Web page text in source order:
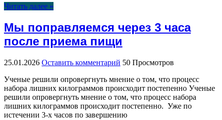
Читать далее »
Мы поправляемся через 3 часа
после приема пищи
25.01.2026 Оставить комментарий 50 Просмотров
Ученые решили опровергнуть мнение о том, что процесс
набора лишних килограммов происходит постепенно Ученые
решили опровергнуть мнение о том, что процесс набора
лишних килограммов происходит постепенно. Уже по
истечении 3-х часов по завершению